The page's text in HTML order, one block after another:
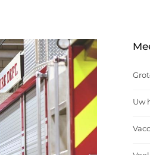
Uw